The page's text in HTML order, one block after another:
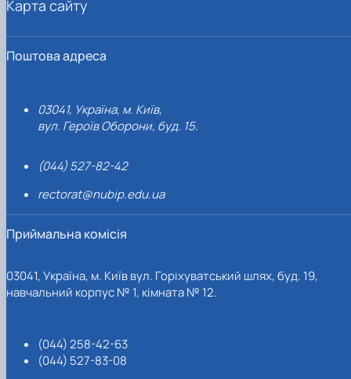
Поштова адреса
03041, Україна, м. Київ,
вул. Героїв Оборони, буд. 15.
(044) 527-82-42
rectorat@nubip.edu.ua
Приймальна комісія
03041, Україна, м. Київ вул. Горіхуватський шлях, буд. 19,
навчальний корпус № 1, кімната № 12.
(044) 258-42-63
(044) 527-83-08
Карта сайту